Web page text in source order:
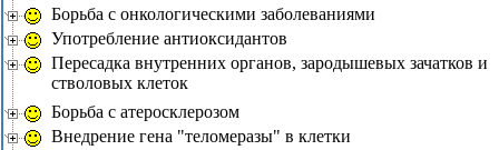
Борьба с онкологическими заболеваниями
Употребление антиоксидантов
Пересадка внутренних органов, зародышевых зачатков и
стволовых клеток
Борьба с атеросклерозом
Внедрение гена "теломеразы" в клетки